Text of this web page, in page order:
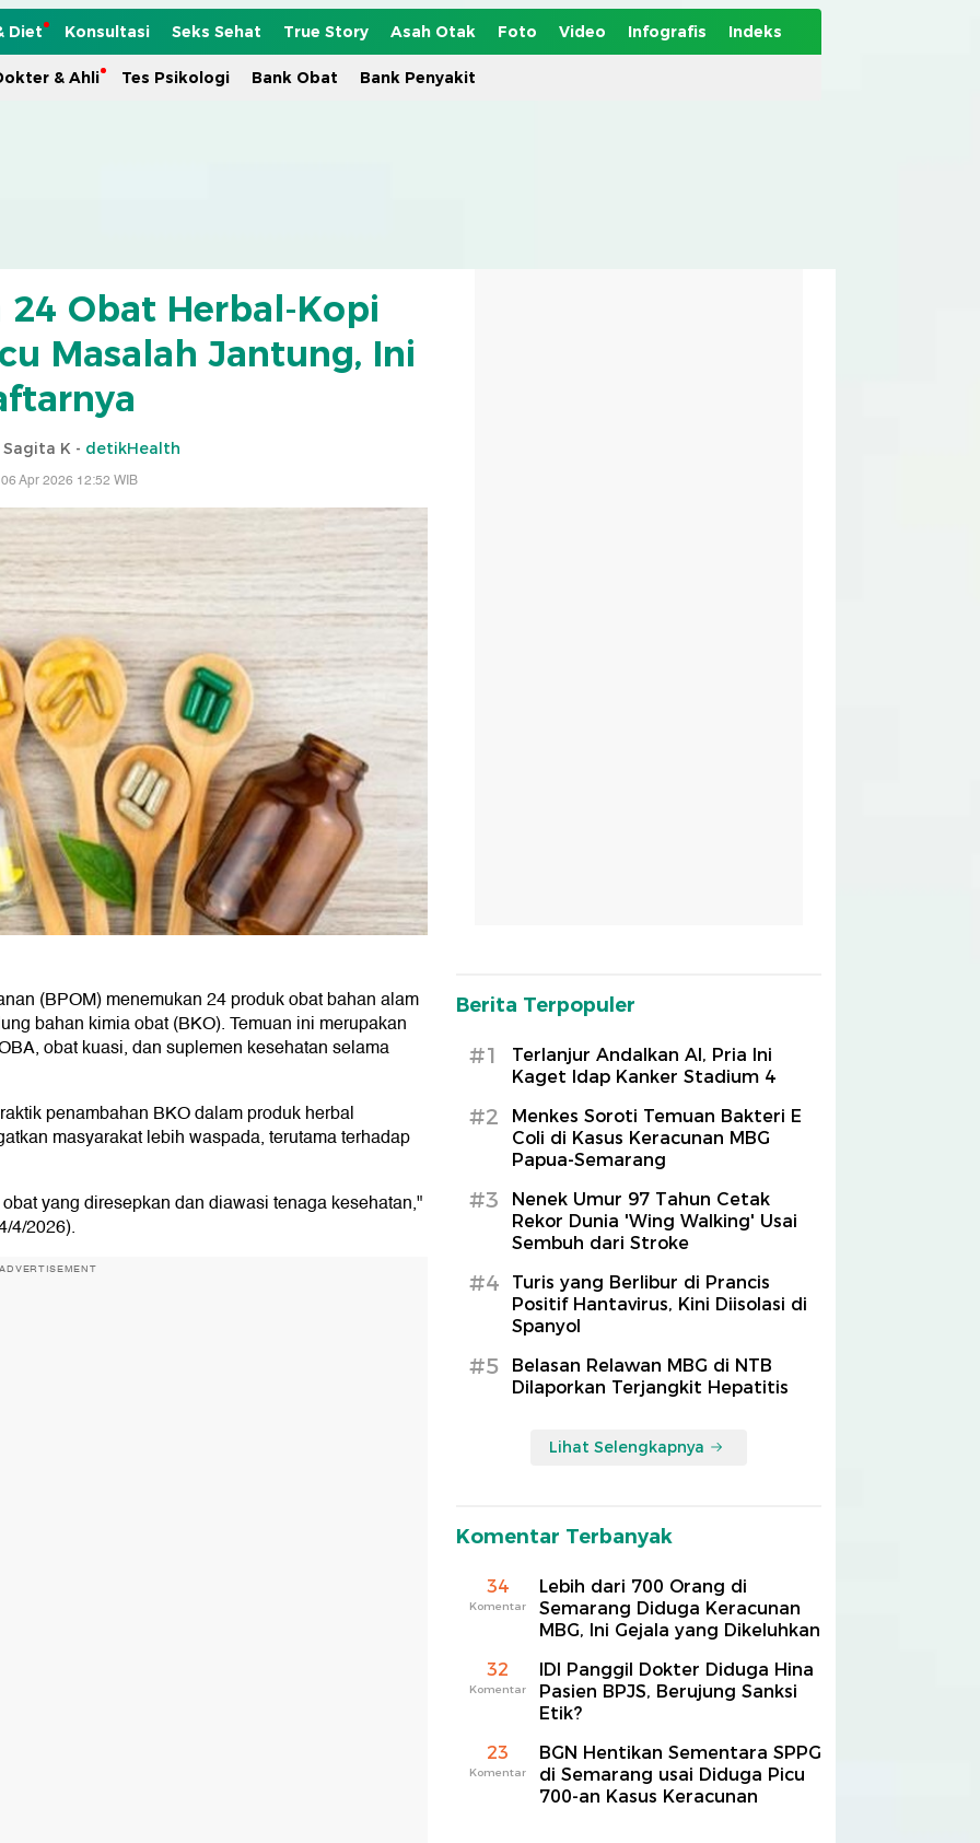
Diet Konsultasi Seks Sehat True Story Asah Otak Foto Video Infografis Indeks
& Ahli Tes Psikologi Bank Obat Bank Penyakit
24 Obat Herbal-Kopi
Masalah Jantung, Ini
K - detikHealth
Apr 2026 12:52 WIB
(BPOM) menemukan 24 produk obat bahan alam
bahan kimia obat (BKO). Temuan ini merupakan
obat kuasi, dan suplemen kesehatan selama
penambahan BKO dalam produk herbal
masyarakat lebih waspada, terutama terhadap
yang diresepkan dan diawasi tenaga kesehatan,"
4/2026).
ADVERTISEMENT
Berita Terpopuler
#1
Terlanjur Andalkan AI, Pria Ini
Kaget Idap Kanker Stadium 4
#2
Menkes Soroti Temuan Bakteri E
Coli di Kasus Keracunan MBG
Papua-Semarang
#3
Nenek Umur 97 Tahun Cetak
Rekor Dunia 'Wing Walking' Usai
Sembuh dari Stroke
#4
Turis yang Berlibur di Prancis
Positif Hantavirus, Kini Diisolasi di
Spanyol
#5
Belasan Relawan MBG di NTB
Dilaporkan Terjangkit Hepatitis
Lihat Selengkapnya
Komentar Terbanyak
34
Komentar
Lebih dari 700 Orang di
Semarang Diduga Keracunan
MBG, Ini Gejala yang Dikeluhkan
32
Komentar
IDI Panggil Dokter Diduga Hina
Pasien BPJS, Berujung Sanksi
Etik?
23
Komentar
BGN Hentikan Sementara SPPG
di Semarang usai Diduga Picu
700-an Kasus Keracunan